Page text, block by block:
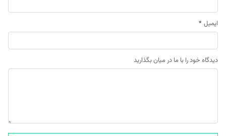
ایمیل *
دیدگاه خود را با ما در میان بگذارید